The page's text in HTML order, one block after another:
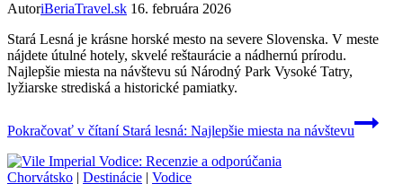
AutoriBeriaTravel.sk 16. februára 2026
Stará Lesná je krásne horské mesto na severe Slovenska. V meste
nájdete útulné hotely, skvelé reštaurácie a nádhernú prírodu.
Najlepšie miesta na návštevu sú Národný Park Vysoké Tatry,
lyžiarske strediská a historické pamiatky.
Pokračovať v čítaníStará lesná: Najlepšie miesta na návštevu
Chorvátsko | Destinácie | Vodice